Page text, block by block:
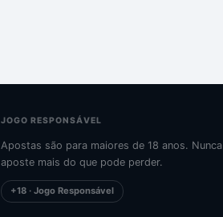
JOGO RESPONSÁVEL
Apostas são para maiores de 18 anos. Nunca
aposte mais do que pode perder.
+18 · Jogo Responsável